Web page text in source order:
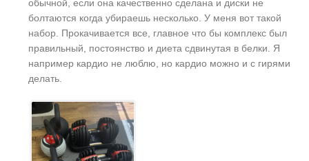
обычной, если она качественно сделана и диски не
болтаются когда убираешь несколько. У меня вот такой
набор. Прокачивается все, главное что бы комплекс был
правильный, постоянство и диета сдвинутая в белки. Я
например кардио не люблю, но кардио можно и с гирями
делать.